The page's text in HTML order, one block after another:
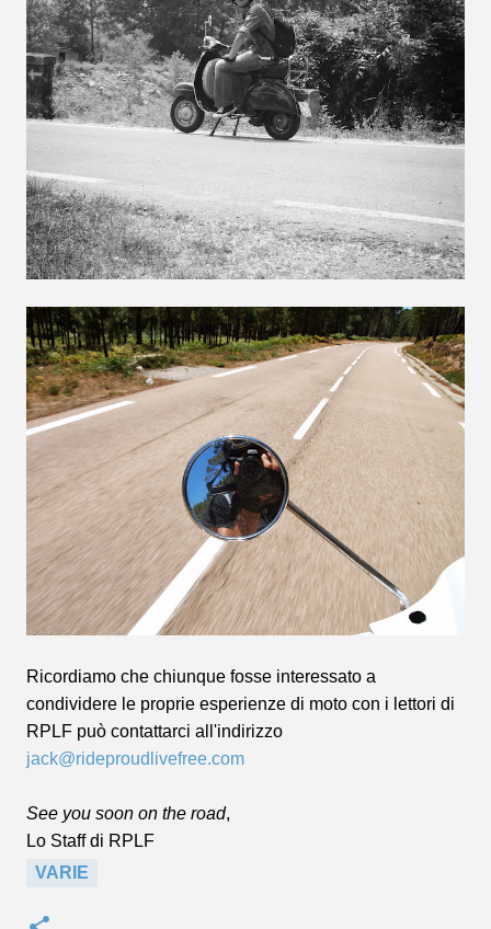
Ricordiamo che chiunque fosse interessato a
condividere le proprie esperienze di moto con i lettori di
RPLF può contattarci all'indirizzo
jack@rideproudlivefree.com
See you soon on the road,
Lo Staff di RPLF
VARIE